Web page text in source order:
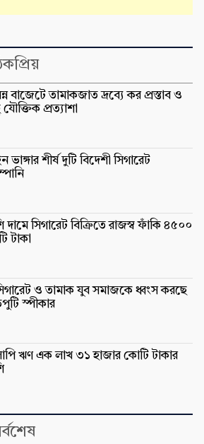
বাজেটে তামাকজাত দ্রব্যে কর প্রস্তাব ও
প্রত্যাশা
শীর্ষ দুটি বিদেশী সিগারেট
দামে সিগারেট বিক্রিতে রাজস্ব ফাঁকি ৪৫০০
টাকা
ও তামাক যুব সমাজকে ধ্বংস করছে
স্পীকার
ঋণ এক লাখ ৩১ হাজার কোটি টাকার